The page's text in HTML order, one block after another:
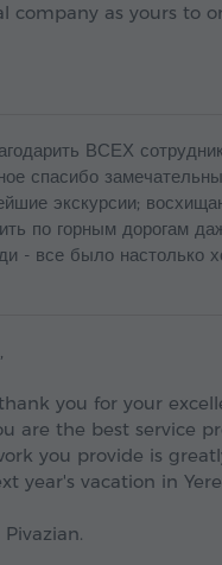
company as yours to
ВСЕХ
спасибо
экскурсии;
по горным дорогам
- все было настолько
you for your
are the best service
you provide is
year's vacation in